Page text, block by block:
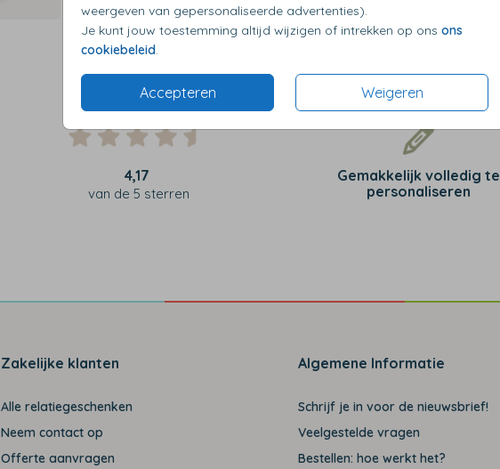
weergeven van gepersonaliseerde advertenties).
Je kunt jouw toestemming altijd wijzigen of intrekken op ons ons
cookiebeleid
Accepteren Weigeren
4,17
van de 5 sterren
Gemakkelijk volledig te
personaliseren
Zakelijke klanten
Alle relatiegeschenken
Neem contact op
Offerte aanvragen
Algemene Informatie
Schrijf je in voor de nieuwsbrief!
Veelgestelde vragen
Bestellen: hoe werkt het?